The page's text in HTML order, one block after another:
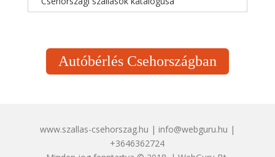
Autóbérlés Csehországban
www.szallas-csehorszag.hu | info@webguru.hu |
+3646362724